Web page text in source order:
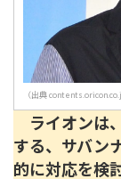
（出典
ライオンは
する、サバン
的に対応を検